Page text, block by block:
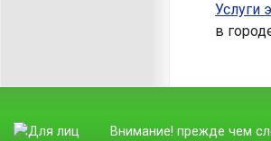
Услуги
в
Внимание! прежде чем